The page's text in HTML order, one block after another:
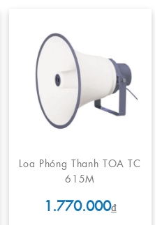
Loa Phóng Thanh TOA TC
615M
1.770.000₫